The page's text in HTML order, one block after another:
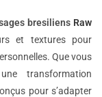
bresiliens Raw
et textures pour
Que vous
transformation
pour s’adapter